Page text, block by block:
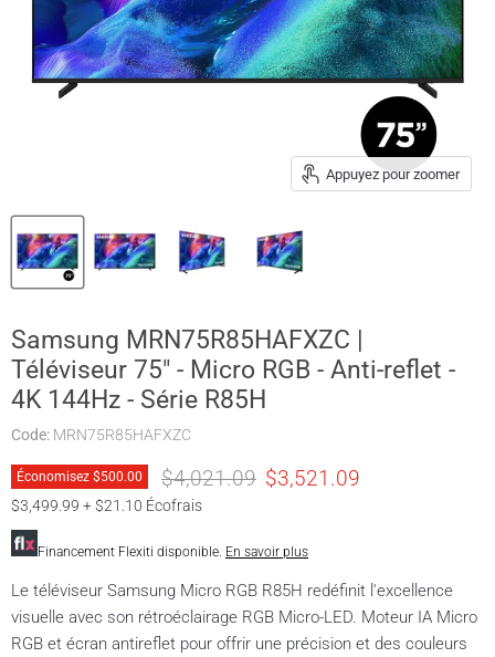
Appuyez pour zoomer
Samsung MRN75R85HAFXZC |
Téléviseur 75" - Micro RGB - Anti-reflet -
4K 144Hz - Série R85H
Code: MRN75R85HAFXZC
Économisez $500.00 Prix original
$4,021.09 Prix actuel
$3,521.09
$3,499.99 + $21.10 Écofrais
Financement Flexiti disponible. En savoir plus
Le téléviseur Samsung Micro RGB R85H redéfinit l'excellence
visuelle avec son rétroéclairage RGB Micro-LED. Moteur IA Micro
RGB et écran antireflet pour offrir une précision et des couleurs